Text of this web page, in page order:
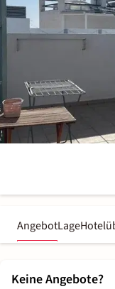
AngebotLage
Keine Angebote?